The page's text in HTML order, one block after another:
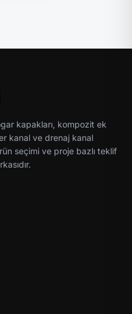
kapakları, kompozit ek
kanal ve drenaj kanal
seçimi ve proje bazlı teklif